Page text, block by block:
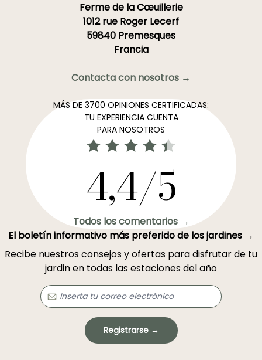
Ferme de la Cœuillerie
1012 rue Roger Lecerf
59840 Premesques
Francia
Contacta con nosotros →
MÁS DE 3700 OPINIONES CERTIFICADAS:
TU EXPERIENCIA CUENTA
PARA NOSOTROS
4,4/5
Todos los comentarios →
El boletín informativo más preferido de los jardines →
Recibe nuestros consejos y ofertas para disfrutar de tu
jardin en todas las estaciones del año
Registrarse →